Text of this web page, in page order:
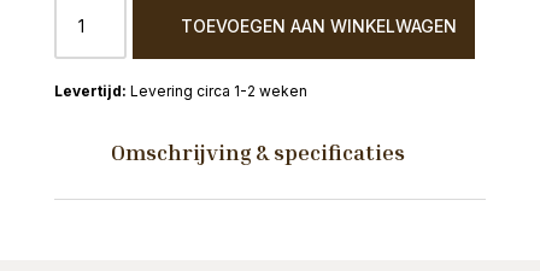
Brandy
ovaal
mango
TOEVOEGEN AAN WINKELWAGEN
Levering circa 1-2 weken
Omschrijving & specificaties